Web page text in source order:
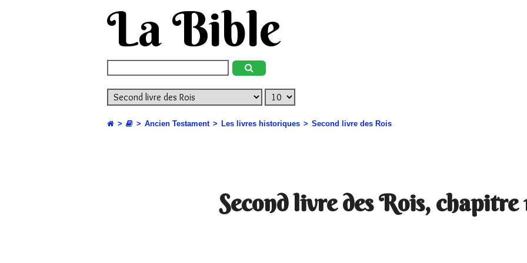
La Bible
Ancien Testament Les livres historiques Second livre des Rois
Second livre des Rois, chapitre